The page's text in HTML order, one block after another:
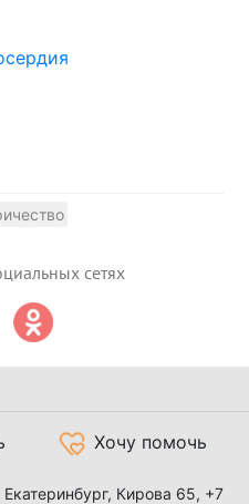
сетях
Хочу помочь
Екатеринбург, Кирова 65, +7